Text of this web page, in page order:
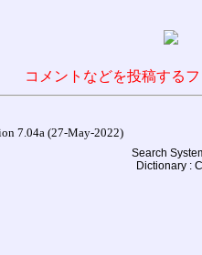
コメントなどを投稿する
7.04a (27-May-2022)
Search
Dictionary :